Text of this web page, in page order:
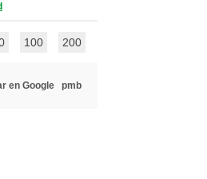
100 200
en Google pmb